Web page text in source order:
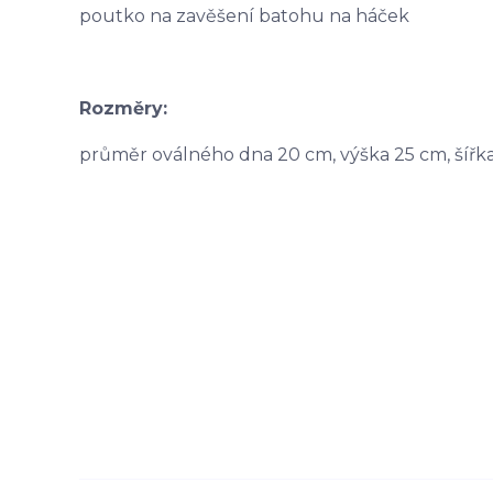
poutko na zavěšení batohu na háček
Rozměry:
průměr oválného dna 20 cm, výška 25 cm,